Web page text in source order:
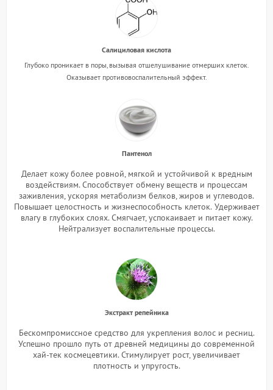
Салициловая кислота
Глубоко проникает в поры, вызывая отшелушивание отмерших клеток.
Оказывает противовоспалительный эффект.
Пантенол
Делает кожу более ровной, мягкой и устойчивой к вредным
воздействиям. Способствует обмену веществ и процессам
заживления, ускоряя метаболизм белков, жиров и углеводов.
Повышает целостность и жизнеспособность клеток. Удерживает
влагу в глубоких слоях. Смягчает, успокаивает и питает кожу.
Нейтрализует воспалительные процессы.
Экстракт репейника
Бескомпромиссное средство для укрепления волос и ресниц.
Успешно прошло путь от древней медицины до современной
хай-тек космецевтики. Стимулирует рост, увеличивает
плотность и упругость.